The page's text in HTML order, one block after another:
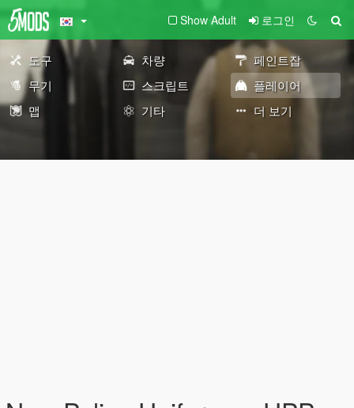
Show Adult 로그인
도구 차량
페인트잡
무기
스크립트
플레이어
맵
기타 더 보기